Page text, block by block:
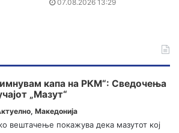
07.08.2026 13:29
капа на РКМ“: Сведочења
„Мазут“
, Македонија
вештачење покажува дека мазутот кој